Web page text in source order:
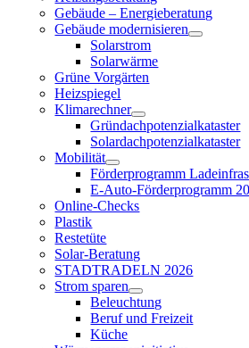
Gebäude – Energieberatung
Gebäude modernisieren
Solarstrom
Solarwärme
Grüne Vorgärten
Heizspiegel
Klimarechner
Gründachpotenzialkataster
Solardachpotenzialkataster
Mobilität
Förderprogramm
E-Auto-Förderprogramm
Online-Checks
Plastik
Restetüte
Solar-Beratung
STADTRADELN 2026
Strom sparen
Beleuchtung
Beruf und Freizeit
Küche